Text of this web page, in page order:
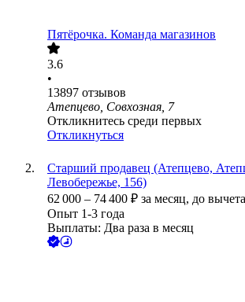
Пятёрочка. Команда магазинов
3.6
•
13897 отзывов
Атепцево, Совхозная, 7
Откликнитесь среди первых
Откликнуться
Старший продавец (Атепцево,
Левобережье, 156)
62 000 – 74 400 ₽ за месяц, до
Опыт 1-3 года
Выплаты: Два раза в месяц